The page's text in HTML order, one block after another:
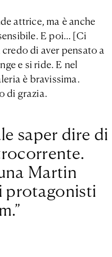
attrice, ma è anche
E poi… [Ci
di aver pensato a
e si ride. E nel
è bravissima.
di grazia.
saper dire di
Martin
protagonisti